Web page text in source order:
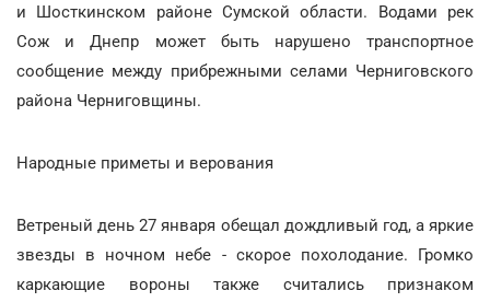
и Шосткинском районе Сумской области. Водами рек
Сож и Днепр может быть нарушено транспортное
сообщение между прибрежными селами Черниговского
района Черниговщины.
Народные приметы и верования
Ветреный день 27 января обещал дождливый год, а яркие
звезды в ночном небе - скорое похолодание. Громко
каркающие вороны также считались признаком